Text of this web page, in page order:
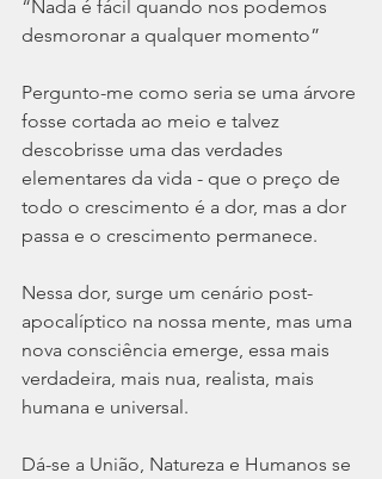
“Nada é fácil quando nos podemos
desmoronar a qualquer momento”
Pergunto-me como seria se uma árvore
fosse cortada ao meio e talvez
descobrisse uma das verdades
elementares da vida - que o preço de
todo o crescimento é a dor, mas a dor
passa e o crescimento permanece.
Nessa dor, surge um cenário post-
apocalíptico na nossa mente, mas uma
nova consciência emerge, essa mais
verdadeira, mais nua, realista, mais
humana e universal.
Dá-se a União, Natureza e Humanos se